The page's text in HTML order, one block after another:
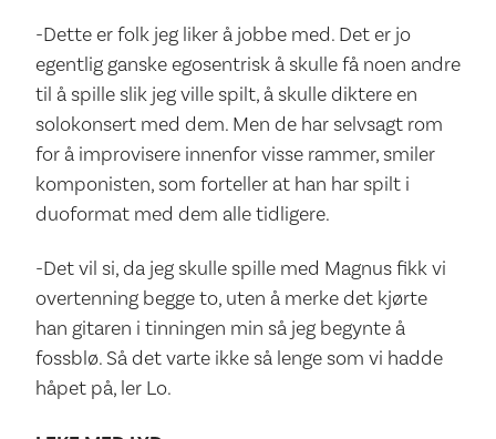
-Dette er folk jeg liker å jobbe med. Det er jo
egentlig ganske egosentrisk å skulle få noen andre
til å spille slik jeg ville spilt, å skulle diktere en
solokonsert med dem. Men de har selvsagt rom
for å improvisere innenfor visse rammer, smiler
komponisten, som forteller at han har spilt i
duoformat med dem alle tidligere.
-Det vil si, da jeg skulle spille med Magnus fikk vi
overtenning begge to, uten å merke det kjørte
han gitaren i tinningen min så jeg begynte å
fossblø. Så det varte ikke så lenge som vi hadde
håpet på, ler Lo.